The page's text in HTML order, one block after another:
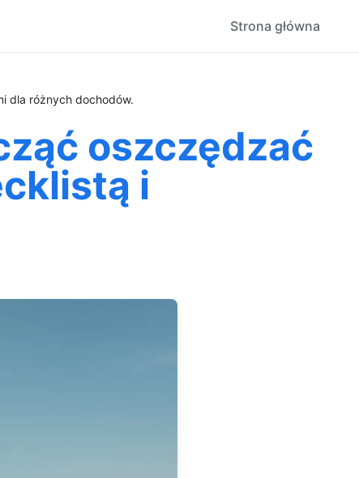
Strona główna
dla różnych dochodów.
oszczędzać
i